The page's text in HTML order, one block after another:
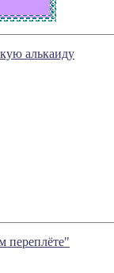
алькаиду
переплёте"